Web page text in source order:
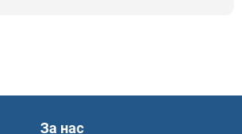
За нас